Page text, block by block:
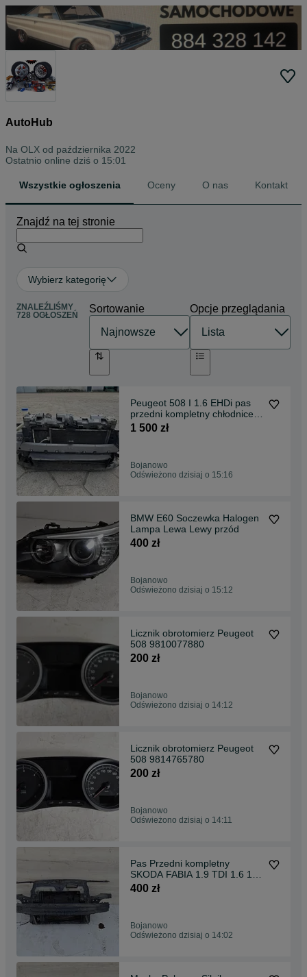
AutoHub
Na OLX od października 2022
Ostatnio online dziś o 15:01
Wszystkie ogłoszenia Oceny O nas Kontakt
Znajdź na tej stronie
Wybierz kategorię
ZNALEŹLIŚMY
728 OGŁOSZEŃ
Sortowanie Opcje przeglądania
Peugeot 508 I 1.6 EHDi pas
przedni kompletny chłodnice
belka pod zderzak przód
1 500 zł
Bojanowo
Odświeżono dzisiaj o 15:16
BMW E60 Soczewka Halogen
Lampa Lewa Lewy przód
400 zł
Bojanowo
Odświeżono dzisiaj o 15:12
Licznik obrotomierz Peugeot
508 9810077880
200 zł
Bojanowo
Odświeżono dzisiaj o 14:12
Licznik obrotomierz Peugeot
508 9814765780
200 zł
Bojanowo
Odświeżono dzisiaj o 14:11
Pas Przedni kompletny
SKODA FABIA 1.9 TDI 1.6 1.4
klima 2000-2008
400 zł
Bojanowo
Odświeżono dzisiaj o 14:02